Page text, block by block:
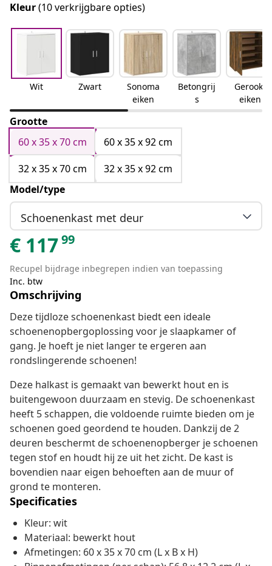
Kleur(10 verkrijgbare opties)
Wit Zwart
Sonoma
eiken
Betongrij
s
Gerookt
eiken
Grootte
60 x 35 x 70 cm
60 x 35 x 92 cm
32 x 35 x 70 cm
32 x 35 x 92 cm
Model/type
Schoenenkast met deur
€ 11799
Recupel bijdrage inbegrepen indien van toepassing
Inc. btw
Omschrijving
Deze tijdloze schoenenkast biedt een ideale
schoenenopbergoplossing voor je slaapkamer of
gang. Je hoeft je niet langer te ergeren aan
rondslingerende schoenen!
Deze halkast is gemaakt van bewerkt hout en is
buitengewoon duurzaam en stevig. De schoenenkast
heeft 5 schappen, die voldoende ruimte bieden om je
schoenen goed geordend te houden. Dankzij de 2
deuren beschermt de schoenenopberger je schoenen
tegen stof en houdt hij ze uit het zicht. De kast is
bovendien naar eigen behoeften aan de muur of
grond te monteren.
Specificaties
Kleur: wit
Materiaal: bewerkt hout
Afmetingen: 60 x 35 x 70 cm (L x B x H)